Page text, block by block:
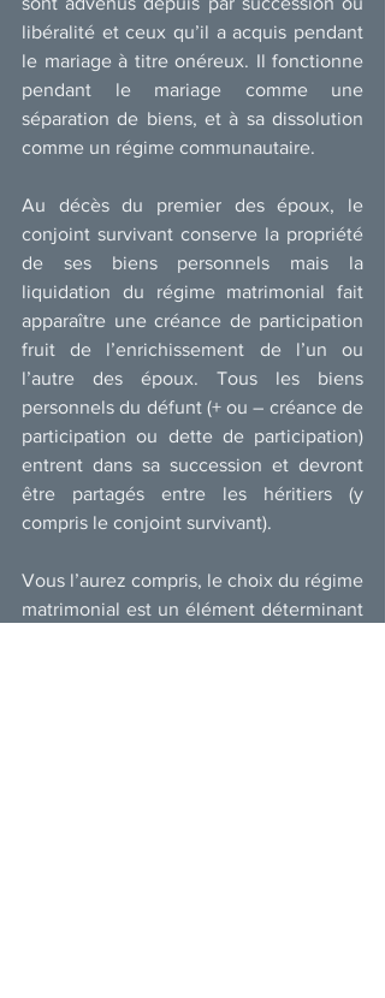
libéralité et ceux qu’il a acquis pendant
le mariage à titre onéreux. Il fonctionne
pendant le mariage comme une
séparation de biens, et à sa dissolution
comme un régime communautaire.
Au décès du premier des époux, le
conjoint survivant conserve la propriété
de ses biens personnels mais la
liquidation du régime matrimonial fait
apparaître une créance de participation
fruit de l’enrichissement de l’un ou
l’autre des époux. Tous les biens
personnels du défunt (+ ou – créance de
participation ou dette de participation)
entrent dans sa succession et devront
être partagés entre les héritiers (y
compris le conjoint survivant).
Vous l’aurez compris, le choix du régime
matrimonial est un élément déterminant